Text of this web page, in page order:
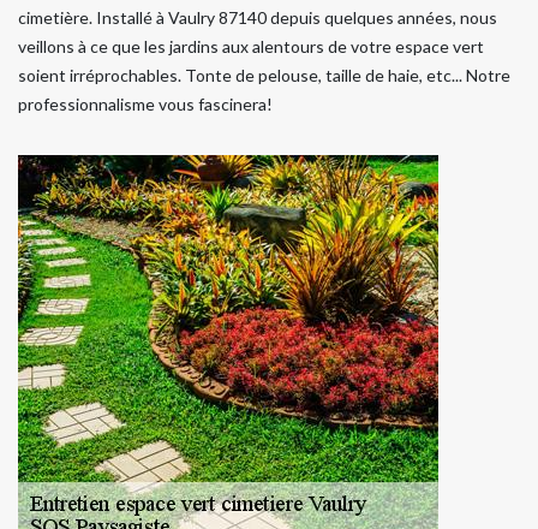
cimetière. Installé à Vaulry 87140 depuis quelques années, nous
veillons à ce que les jardins aux alentours de votre espace vert
soient irréprochables. Tonte de pelouse, taille de haie, etc... Notre
professionnalisme vous fascinera!